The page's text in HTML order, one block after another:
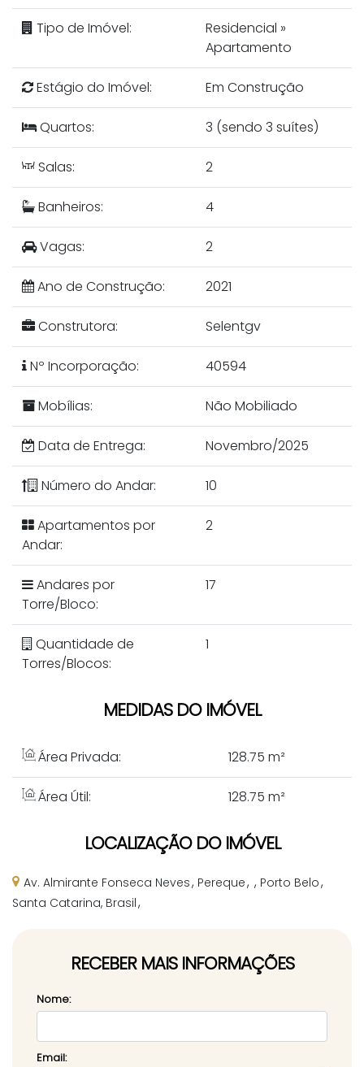
Tipo de Imóvel: Residencial »
Apartamento
Estágio do Imóvel: Em Construção
Quartos: 3 (sendo 3 suítes)
Salas: 2
Banheiros: 4
Vagas: 2
Ano de Construção: 2021
Construtora: Selentgv
Nº Incorporação: 40594
Mobílias: Não Mobiliado
Data de Entrega: Novembro/2025
Número do Andar: 10
Apartamentos por
Andar:
2
Andares por
Torre/Bloco:
17
Quantidade de
Torres/Blocos:
1
MEDIDAS DO IMÓVEL
Área Privada: 128.75 m²
Área Útil: 128.75 m²
LOCALIZAÇÃO DO IMÓVEL
Av. Almirante Fonseca Neves Pereque
Porto Belo
Santa Catarina, Brasil
RECEBER MAIS INFORMAÇÕES
Nome:
Email: